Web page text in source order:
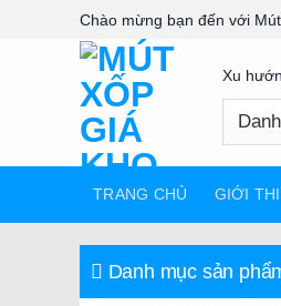
Chào mừng bạn đến với
Xu
TRANG CHỦ GIỚI
Danh mục sản